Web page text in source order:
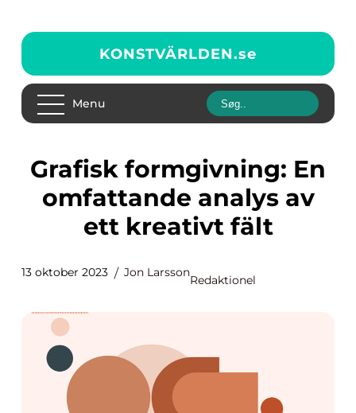
KONSTVÄRLDEN.se
Menu
Grafisk formgivning: En
omfattande analys av
ett kreativt fält
13 oktober 2023 Jon Larsson
Redaktionel